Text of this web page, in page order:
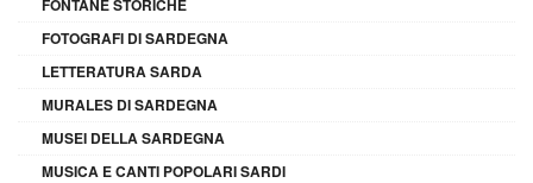
FONTANE STORICHE
FOTOGRAFI DI SARDEGNA
LETTERATURA SARDA
MURALES DI SARDEGNA
MUSEI DELLA SARDEGNA
MUSICA E CANTI POPOLARI SARDI